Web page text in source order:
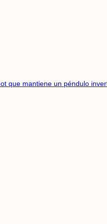
que mantiene un péndulo